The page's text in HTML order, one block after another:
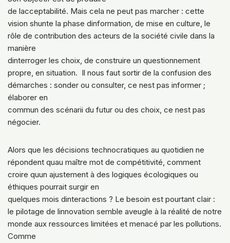
de lacceptabilité. Mais cela ne peut pas marcher : cette
vision shunte la phase dinformation, de mise en culture, le
rôle de contribution des acteurs de la société civile dans la
manière
dinterroger les choix, de construire un questionnement
propre, en situation. Il nous faut sortir de la confusion des
démarches : sonder ou consulter, ce nest pas informer ;
élaborer en
commun des scénarii du futur ou des choix, ce nest pas
négocier.
Alors que les décisions technocratiques au quotidien ne
répondent quau maître mot de compétitivité, comment
croire quun ajustement à des logiques écologiques ou
éthiques pourrait surgir en
quelques mois dinteractions ? Le besoin est pourtant clair :
le pilotage de linnovation semble aveugle à la réalité de notre
monde aux ressources limitées et menacé par les pollutions.
Comme